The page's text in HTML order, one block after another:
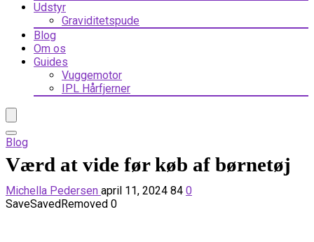
Udstyr
Graviditetspude
Blog
Om os
Guides
Vuggemotor
IPL Hårfjerner
Blog
Værd at vide før køb af børnetøj
Michella Pedersen april 11, 2024 84 0
SaveSavedRemoved 0